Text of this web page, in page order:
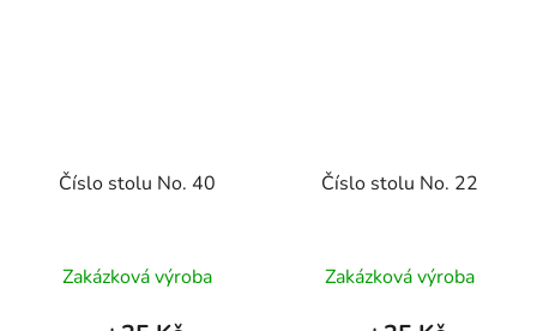
Číslo stolu No. 40
Zakázková výroba
Číslo stolu No. 22
Zakázková výroba